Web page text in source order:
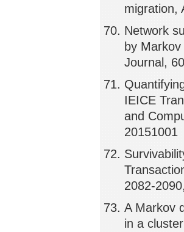
migration,
Network
by
Journal,
IEICE
and
20151001
2082-
A Markov
in a